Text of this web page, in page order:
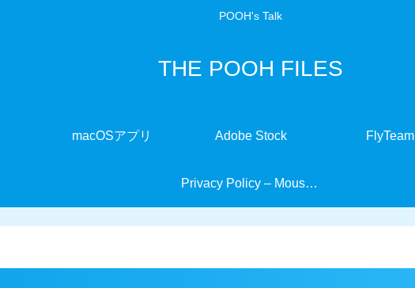
POOH's Talk
THE POOH FILES
macOSアプリ Adobe Stock FlyTeam
Privacy Policy – MouseMate